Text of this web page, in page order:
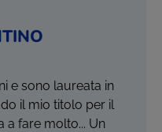
e sono laureata in
il mio titolo per il
a fare molto... Un